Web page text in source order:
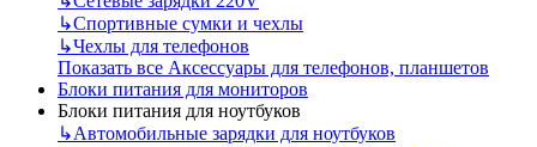
↳Спортивные сумки и чехлы
↳Чехлы для телефонов
Показать все Аксессуары для телефонов, планшетов
Блоки питания для мониторов
Блоки питания для ноутбуков
↳Автомобильные зарядки для ноутбуков